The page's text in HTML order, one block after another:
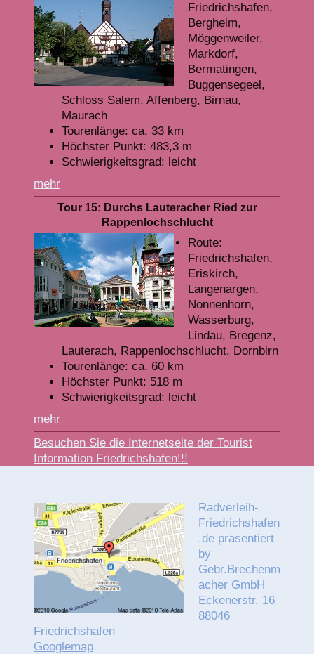
Friedrichshafen,
Bergheim,
Möggenweiler,
Markdorf,
Bermatingen,
Buggensegeel,
Schloss Salem, Affenberg, Birnau,
Maurach
Tourenlänge: ca. 33 km
Höchster Punkt: 483,3 m
Schwierigkeitsgrad: leicht
mehr
Tour 15: Durchs Lauteracher Ried zur
Rappenlochschlucht
Route:
Friedrichshafen,
Eriskirch,
Langenargen,
Nonnenhorn,
Wasserburg,
Lindau, Bregenz,
Lauterach, Rappenlochschlucht, Dornbirn
Tourenlänge: ca. 60 km
Höchster Punkt: 518 m
Schwierigkeitsgrad: leicht
mehr
Besuchen Sie die Internetseite der Tourist
Information Friedrichshafen!!!
Radverleih-
Friedrichshafen
.de präsentiert
by
Gebr.Brechenm
acher GmbH
Eckenerstr. 16
88046
Friedrichshafen
Googlemap